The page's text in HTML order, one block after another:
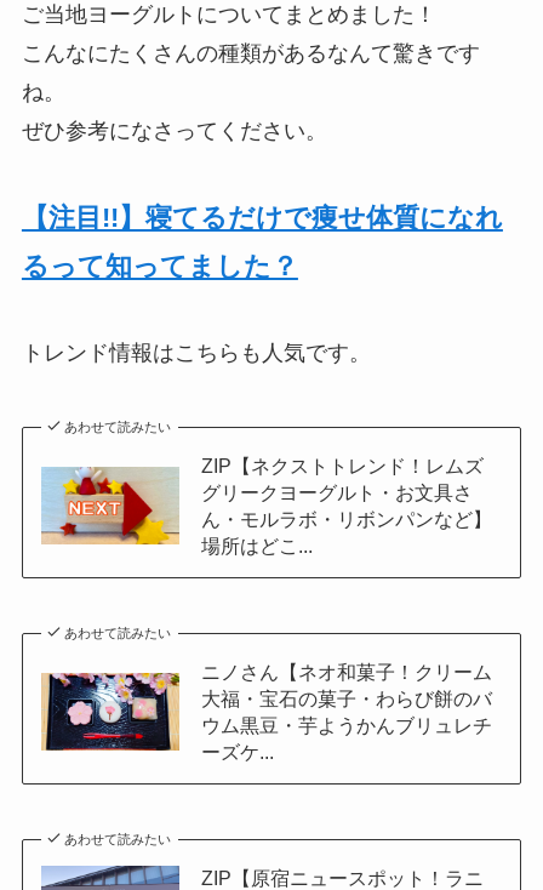
ご当地ヨーグルトについてまとめました！
こんなにたくさんの種類があるなんて驚きです
ね。
ぜひ参考になさってください。
【注目!!】寝てるだけで痩せ体質になれ
るって知ってました？
トレンド情報はこちらも人気です。
あわせて読みたい
ZIP【ネクストトレンド！レムズ
グリークヨーグルト・お文具さ
ん・モルラボ・リボンパンなど】
場所はどこ...
あわせて読みたい
ニノさん【ネオ和菓子！クリーム
大福・宝石の菓子・わらび餅のバ
ウム黒豆・芋ようかんブリュレチ
ーズケ...
あわせて読みたい
ZIP【原宿ニュースポット！ラニ